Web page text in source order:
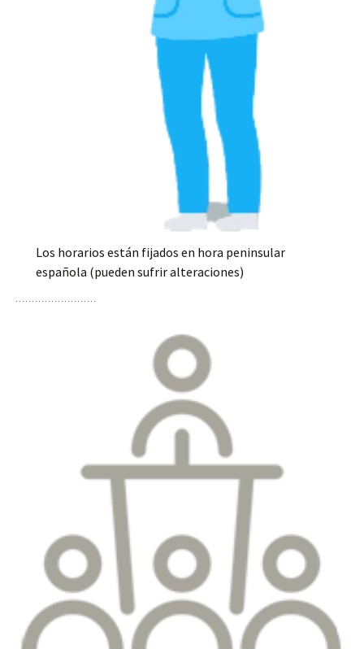
Los horarios están fijados en hora peninsular
española (pueden sufrir alteraciones)